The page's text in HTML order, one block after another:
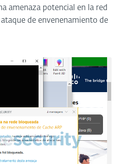
amenaza potencial en la red
de envenenamiento de